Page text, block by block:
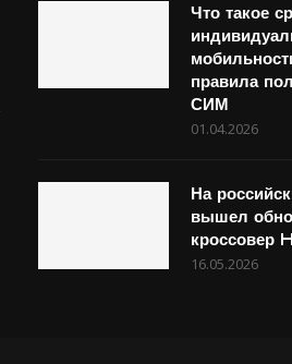
Что такое
правила
СИМ
01.04.2026
На
вышел
кроссовер
16.05.2026